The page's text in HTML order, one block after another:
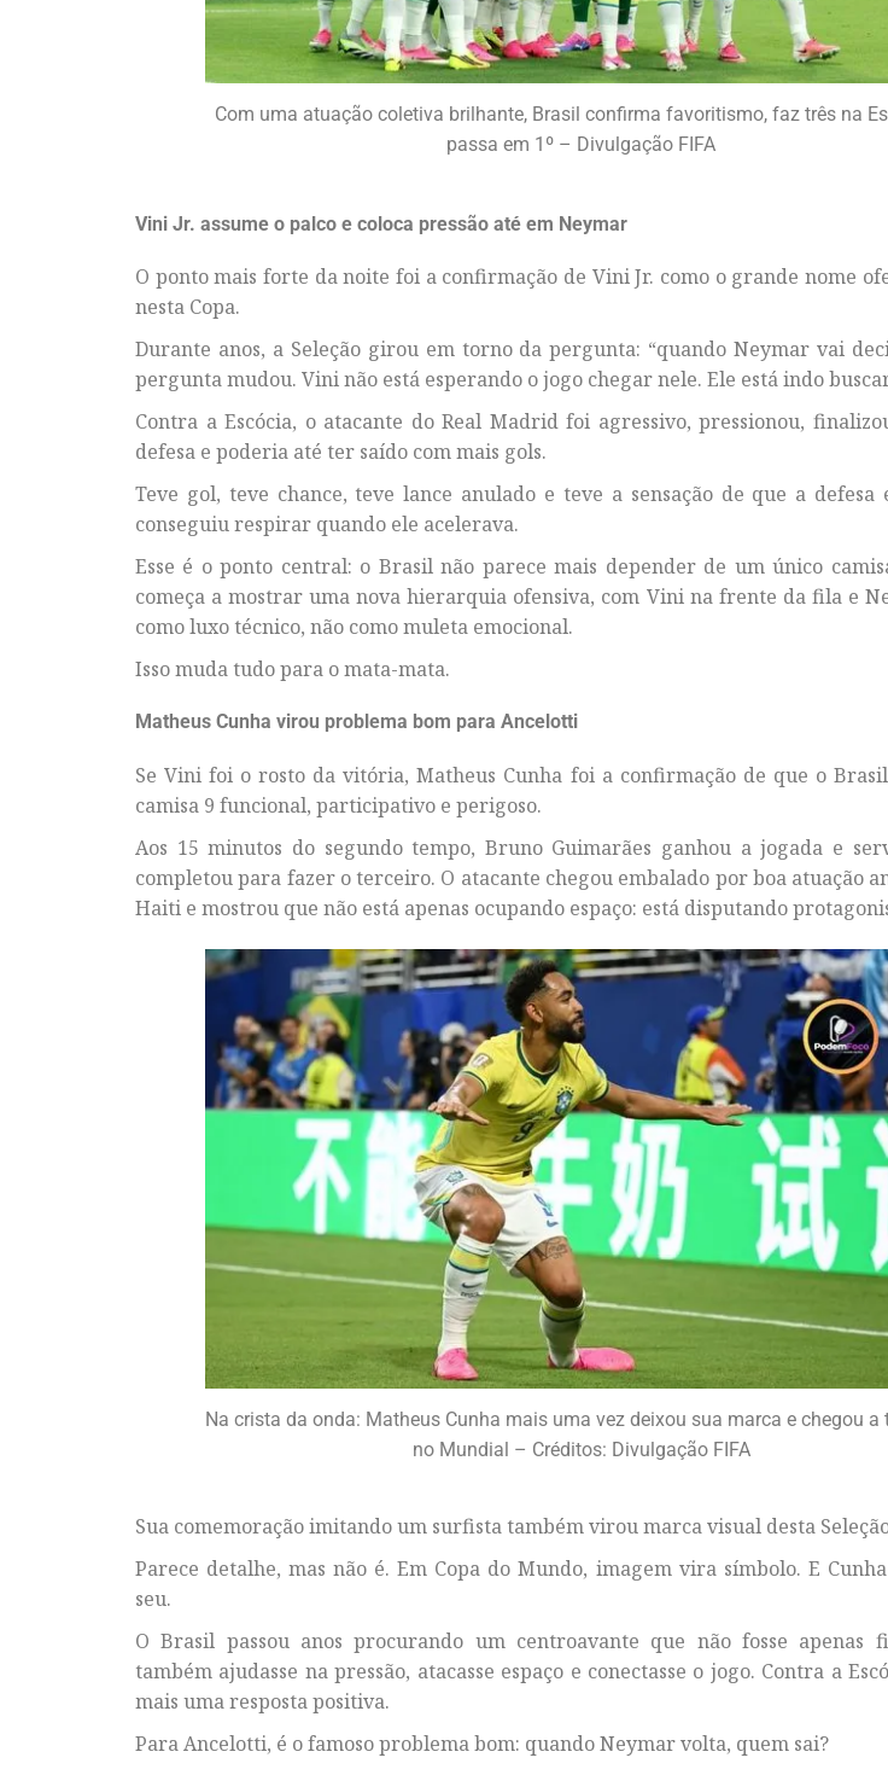
Com uma atuação coletiva brilhante, Brasil confirma favoritismo, faz três na
passa em 1º – Divulgação FIFA
Vini Jr. assume o palco e coloca pressão até em Neymar
O ponto mais forte da noite foi a confirmação de Vini Jr. como o grande nome
nesta Copa.
Durante anos, a Seleção girou em torno da pergunta: “quando Neymar vai
pergunta mudou. Vini não está esperando o jogo chegar nele. Ele está indo
Contra a Escócia, o atacante do Real Madrid foi agressivo, pressionou,
defesa e poderia até ter saído com mais gols.
Teve gol, teve chance, teve lance anulado e teve a sensação de que a defesa
conseguiu respirar quando ele acelerava.
Esse é o ponto central: o Brasil não parece mais depender de um único
começa a mostrar uma nova hierarquia ofensiva, com Vini na frente da fila e
como luxo técnico, não como muleta emocional.
Isso muda tudo para o mata-mata.
Matheus Cunha virou problema bom para Ancelotti
Se Vini foi o rosto da vitória, Matheus Cunha foi a confirmação de que o
camisa 9 funcional, participativo e perigoso.
Aos 15 minutos do segundo tempo, Bruno Guimarães ganhou a jogada e
completou para fazer o terceiro. O atacante chegou embalado por boa atuação
Haiti e mostrou que não está apenas ocupando espaço: está disputando
Na crista da onda: Matheus Cunha mais uma vez deixou sua marca e chegou a
no Mundial – Créditos: Divulgação FIFA
Sua comemoração imitando um surfista também virou marca visual desta
Parece detalhe, mas não é. Em Copa do Mundo, imagem vira símbolo. E
seu.
O Brasil passou anos procurando um centroavante que não fosse apenas
também ajudasse na pressão, atacasse espaço e conectasse o jogo. Contra a
mais uma resposta positiva.
Para Ancelotti, é o famoso problema bom: quando Neymar volta, quem sai?